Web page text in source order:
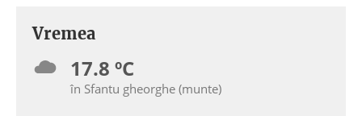
Vremea
17.8 ºC
în Sfantu gheorghe (munte)